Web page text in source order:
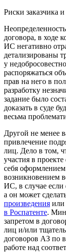
Риски заказчика
договора, в ходе
ИС негативно
детализированы
у
распоряжаться
прав на него в
разработку
задание было
доказать в суде
весьма
Другой не менее
привлечение
лиц. Дело в том,
участия в
себя
возникновением
ИС, в случае если
а он может
произведения или
в Роспатенте.
запретом в
лиц и/или
договоров АЗ по
работе над